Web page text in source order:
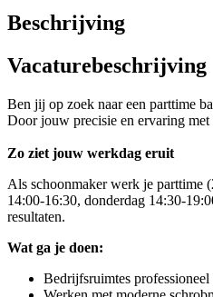
Beschrijving
Vacaturebeschrijving
Ben jij op zoek naar een parttime
Door jouw precisie en ervaring
Zo ziet jouw werkdag eruit
Als schoonmaker werk je parttime
14:00-16:30, donderdag 14:30-
resultaten.
Wat ga je doen:
Bedrijfsruimtes professioneel